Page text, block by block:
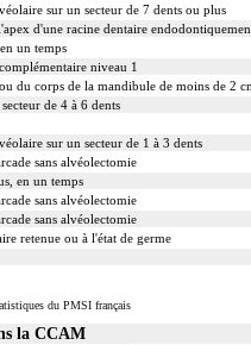
sur un secteur de 7 dents ou plus
d'une racine dentaire
un temps
niveau 1
du corps de la mandibule de moins de 2
de 4 à 6 dents
sur un secteur de 1 à 3 dents
sans alvéolectomie
en un temps
sans alvéolectomie
sans alvéolectomie
retenue ou à l'état de germe
du PMSI français
la CCAM